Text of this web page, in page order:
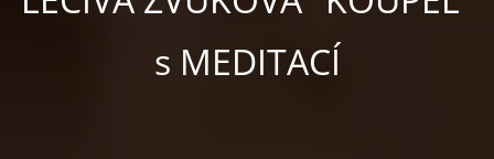
s MEDITACÍ